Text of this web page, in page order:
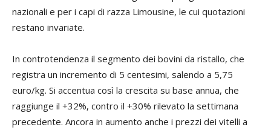
nazionali e per i capi di razza Limousine, le cui quotazioni
restano invariate.
In controtendenza il segmento dei bovini da ristallo, che
registra un incremento di 5 centesimi, salendo a 5,75
euro/kg. Si accentua così la crescita su base annua, che
raggiunge il +32%, contro il +30% rilevato la settimana
precedente. Ancora in aumento anche i prezzi dei vitelli a